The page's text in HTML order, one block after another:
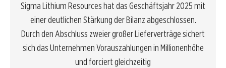
Sigma Lithium Resources hat das Geschäftsjahr 2025 mit
einer deutlichen Stärkung der Bilanz abgeschlossen.
Durch den Abschluss zweier großer Lieferverträge sichert
sich das Unternehmen Vorauszahlungen in Millionenhöhe
und forciert gleichzeitig